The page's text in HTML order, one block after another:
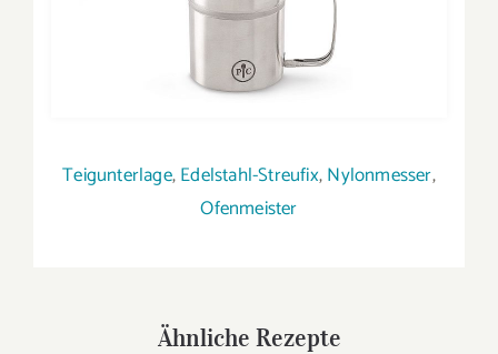
Teigunterlage,Edelstahl-Streufix,Nylonmesser,
Ofenmeister
Ähnliche Rezepte